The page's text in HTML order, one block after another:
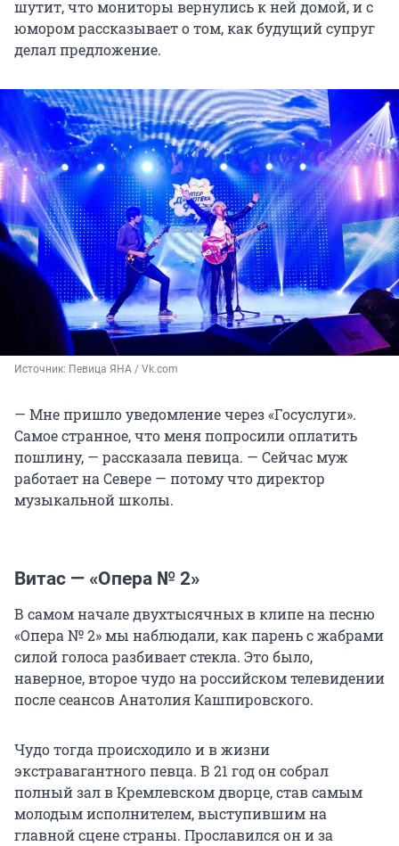
шутит, что мониторы вернулись к ней домой, и с
юмором рассказывает о том, как будущий супруг
делал предложение.
Источник: Певица ЯНА / Vk.com
— Мне пришло уведомление через «Госуслуги».
Самое странное, что меня попросили оплатить
пошлину, — рассказала певица. — Сейчас муж
работает на Севере — потому что директор
музыкальной школы.
Витас — «Опера № 2»
В самом начале двухтысячных в клипе на песню
«Опера № 2» мы наблюдали, как парень с жабрами
силой голоса разбивает стекла. Это было,
наверное, второе чудо на российском телевидении
после сеансов Анатолия Кашпировского.
Чудо тогда происходило и в жизни
экстравагантного певца. В 21 год он собрал
полный зал в Кремлевском дворце, став самым
молодым исполнителем, выступившим на
главной сцене страны. Прославился он и за